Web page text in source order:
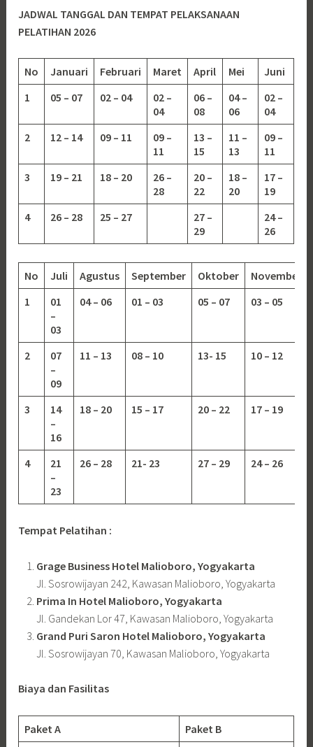
JADWAL TANGGAL DAN TEMPAT PELAKSANAAN
PELATIHAN 2026
No Januari Februari Maret April Mei
Juni
1
05 – 07 02 – 04
02 –
04
06 –
08
04 –
06
02 –
04
2
12 – 14 09 – 11
09 –
11
13 –
15
11 –
13
09 –
11
3
19 – 21 18 – 20
26 –
28
20 –
22
18 –
20
17 –
19
4
26 – 28 25 – 27
27 –
29
24 –
26
No Juli Agustus September Oktober
November
1
01
–
03
04 – 06 01 – 03 05 – 07 03 – 05
2
07
–
09
11 – 13 08 – 10 13- 15 10 – 12
3
14
–
16
18 – 20 15 – 17 20 – 22 17 – 19
4
21
–
23
26 – 28 21- 23 27 – 29 24 – 26
Tempat Pelatihan :
Grage Business Hotel Malioboro, Yogyakarta
Jl. Sosrowijayan 242, Kawasan Malioboro, Yogyakarta
Prima In Hotel Malioboro, Yogyakarta
Jl. Gandekan Lor 47, Kawasan Malioboro, Yogyakarta
Grand Puri Saron Hotel Malioboro, Yogyakarta
Jl. Sosrowijayan 70, Kawasan Malioboro, Yogyakarta
Biaya dan Fasilitas
Paket A
Paket B